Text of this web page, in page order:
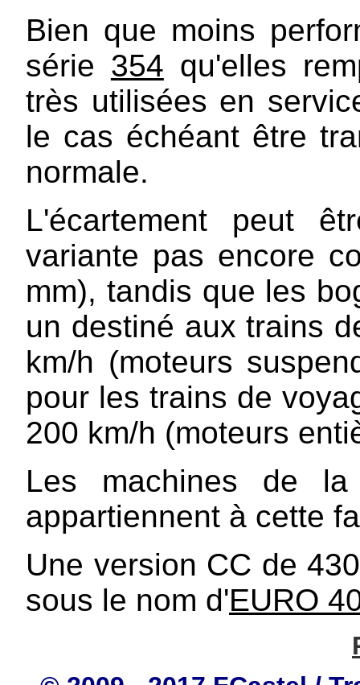
Bien que moins
série 354 qu'elles
très utilisées en
le cas échéant être
normale.
L'écartement peut
variante pas encore
mm), tandis que les
un destiné aux trains
km/h (moteurs
pour les trains de
200 km/h (moteurs
Les machines de
appartiennent à cette
Une version CC de
sous le nom d'EURO